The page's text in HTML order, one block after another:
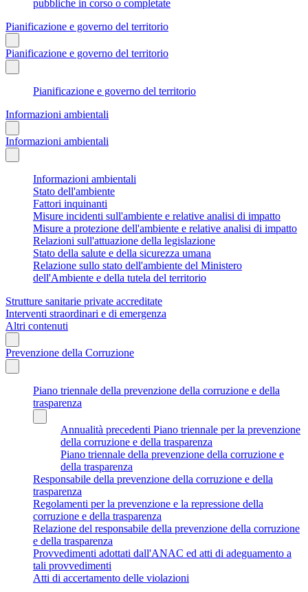
pubbliche in corso o completate
Pianificazione e governo del territorio
Pianificazione e governo del territorio
Pianificazione e governo del territorio
Informazioni ambientali
Informazioni ambientali
Informazioni ambientali
Stato dell'ambiente
Fattori inquinanti
Misure incidenti sull'ambiente e relative analisi di impatto
Misure a protezione dell'ambiente e relative analisi di impatto
Relazioni sull'attuazione della legislazione
Stato della salute e della sicurezza umana
Relazione sullo stato dell'ambiente del Ministero
dell'Ambiente e della tutela del territorio
Strutture sanitarie private accreditate
Interventi straordinari e di emergenza
Altri contenuti
Prevenzione della Corruzione
Piano triennale della prevenzione della corruzione e della
trasparenza
Annualità precedenti Piano triennale per la prevenzione
della corruzione e della trasparenza
Piano triennale della prevenzione della corruzione e
della trasparenza
Responsabile della prevenzione della corruzione e della
trasparenza
Regolamenti per la prevenzione e la repressione della
corruzione e della trasparenza
Relazione del responsabile della prevenzione della corruzione
e della trasparenza
Provvedimenti adottati dall'ANAC ed atti di adeguamento a
tali provvedimenti
Atti di accertamento delle violazioni